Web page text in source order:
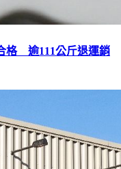
格 逾111公斤退運銷